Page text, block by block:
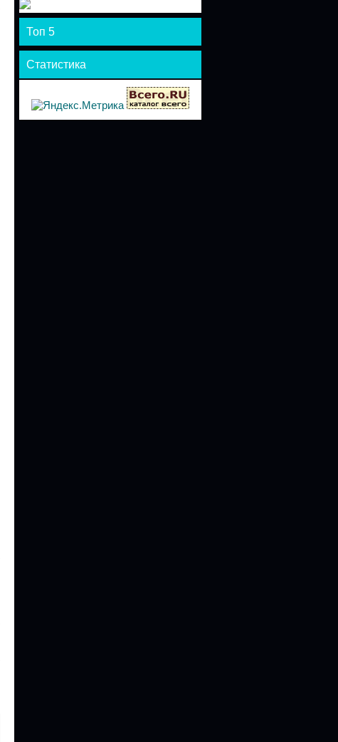
Топ 5
Статистика